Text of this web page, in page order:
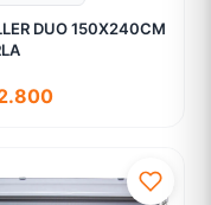
DUO 150X240CM